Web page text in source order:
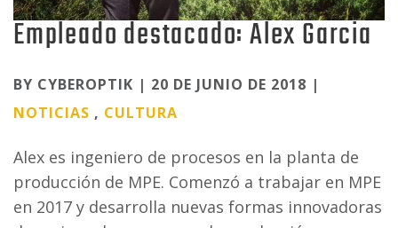
Empleado destacado: Alex Garcia
Categories
BY CYBEROPTIK | 20 DE JUNIO DE 2018 |
NOTICIAS , CULTURA
Alex es ingeniero de procesos en la planta de
producción de MPE. Comenzó a trabajar en MPE
en 2017 y desarrolla nuevas formas innovadoras